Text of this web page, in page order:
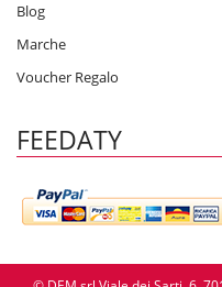
Blog
Marche
Voucher Regalo
FEEDATY